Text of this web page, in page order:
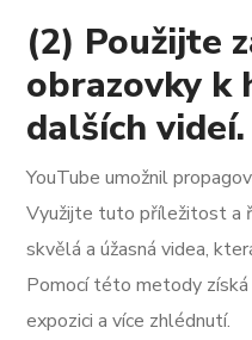
(2) Použijte
obrazovky k
dalších videí.
YouTube umožnil
Využijte tuto příležitost a
skvělá a úžasná videa,
Pomocí této metody
expozici a více zhlédnutí.